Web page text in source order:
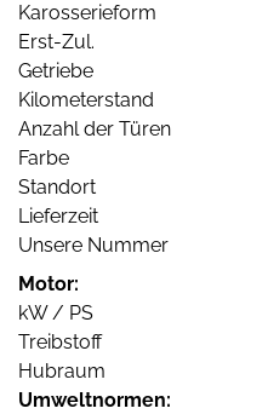
Karosserieform
Erst-Zul.
Getriebe
Kilometerstand
Anzahl der Türen
Farbe
Standort
Lieferzeit
Unsere Nummer
Motor:
kW / PS
Treibstoff
Hubraum
Umweltnormen: